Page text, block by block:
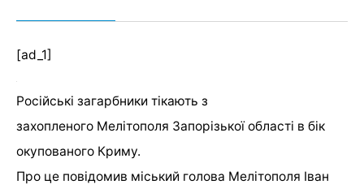
[ad_1]
Російські загарбники тікають з
захопленого Мелітополя Запорізької області в бік
окупованого Криму.
Про це повідомив міський голова Мелітополя Іван